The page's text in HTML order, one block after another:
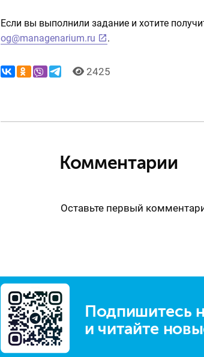
Если вы выполнили задание и хотите
og@managenarium.ru
.
2425
Комментарии
Оставьте первый
Подпишитесь
и читайте